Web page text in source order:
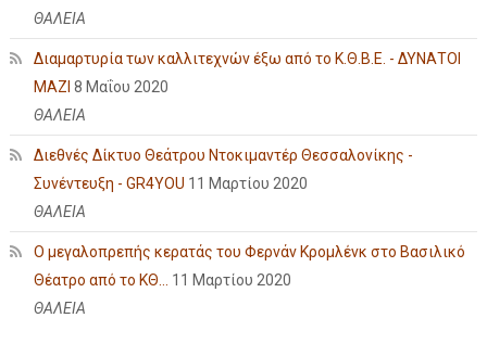
ΘΑΛΕΙΑ
Διαμαρτυρία των καλλιτεχνών έξω από το Κ.Θ.Β.Ε. - ΔΥΝΑΤΟΙ
ΜΑΖΙ 8 Μαΐου 2020
ΘΑΛΕΙΑ
Διεθνές Δίκτυο Θεάτρου Ντοκιμαντέρ Θεσσαλονίκης -
Συνέντευξη - GR4YOU 11 Μαρτίου 2020
ΘΑΛΕΙΑ
Ο μεγαλοπρεπής κερατάς του Φερνάν Κρομλένκ στο Βασιλικό
Θέατρο από το ΚΘ...
11 Μαρτίου 2020
ΘΑΛΕΙΑ